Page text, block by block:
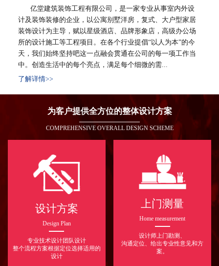
亿堂建筑装饰工程有限公司，是一家专业从事室内外设
计及装饰装修的企业，以公寓别墅洋房，复式、大户型家居
装饰设计为主导，赋以星级酒店、品牌形象店，高级办公场
所的设计施工等工程项目。在各个行业提倡“以人为本”的今
天，我们始终坚持吧这一点融会贯通在公司的每一项工作当
中。创造生活中的每个亮点，满足每个细微的需...
了解详情>>
为客户提供全方位的整体设计方案
COMPREHENSIVE OVERALL DESIGN SCHEME
设计方案
Design Plan
专业技术设计团队设计
整个流程方案根据定位选择适用的
设计
上门测量
Home measurement
设计师上门勘测、
沟通定位、给出专业性意见和方
案。